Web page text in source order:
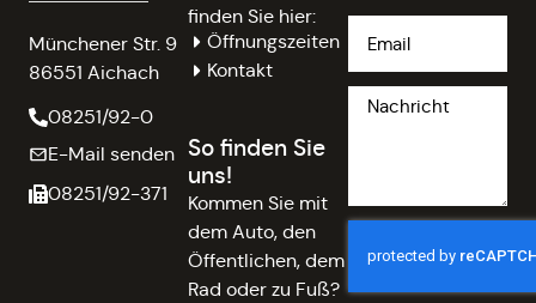
Münchener Str. 9
86551 Aichach
08251/92-0
E-Mail senden
08251/92-371
finden Sie hier:
Öffnungszeiten
Kontakt
So finden Sie
uns!
Kommen Sie mit
dem Auto, den
Öffentlichen, dem
Rad oder zu Fuß?